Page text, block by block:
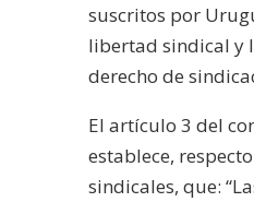
suscritos por
libertad sindical y
derecho de
El artículo 3 del
establece,
sindicales, que: